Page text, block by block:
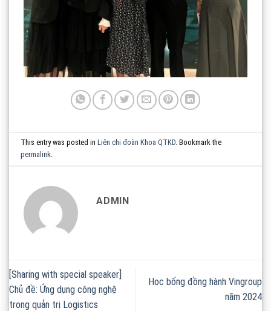
This entry was posted inLiên chi đoàn Khoa QTKD. Bookmark the
permalink.
ADMIN
[Sharing with special speaker]
Chủ đề: Ứng dụng công nghệ
trong quản trị Logistics
Học bổng đồng hành Vingroup
năm 2024